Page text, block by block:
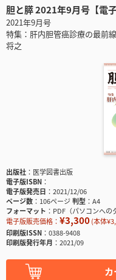
胆と膵 2021年9月号【電子
2021年9月号
特集：肝内胆管癌診療の最
将之
出版社
医学図書出版
電子版ISBN
電子版発売日
2021/12/06
ページ数
106ページ判型
A4
フォーマット
PDF（パソコンへの
電子版販売価格： ¥3,300(本体
印刷版ISSN
0388-9408
印刷版発行年月
2021/09